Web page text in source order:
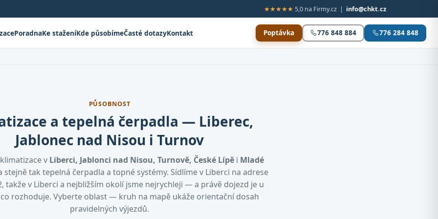
★★★★★ 5,0 na Firmy.cz | info@chkt.cz
PoradnaKe staženíKde působímeČasté dotazyKontakt Poptávka 776 848 884 776 284 848
PŮSOBNOST
a tepelná čerpadla — Liberec,
Jablonec nad Nisou i Turnov
v Liberci, Jablonci nad Nisou, Turnově, České Lípě i Mladé
tak tepelná čerpadla a topné systémy. Sídlíme v Liberci na adrese
takže v Liberci a nejbližším okolí jsme nejrychleji — a právě dojezd je u
rozhoduje. Vyberte oblast — kruh na mapě ukáže orientační dosah
pravidelných výjezdů.